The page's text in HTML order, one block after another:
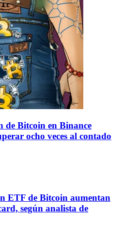
de Bitcoin en Binance
ocho veces al contado
ETF de Bitcoin aumentan
según analista de